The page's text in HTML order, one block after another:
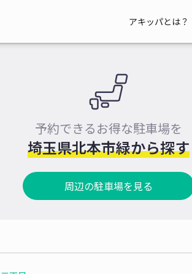
アキッパとは？
予約できるお得な駐車場を
埼玉県北本市緑から探す
周辺の駐車場を見る